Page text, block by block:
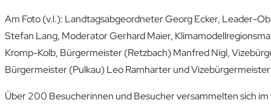
Am Foto (v.l.): Landtagsabgeordneter Georg Ecker, Leader-
Stefan Lang, Moderator Gerhard Maier,
Kromp-Kolb, Bürgermeister (Retzbach) Manfred Nigl,
Bürgermeister (Pulkau) Leo Ramharter und
Über 200 Besucherinnen und Besucher versammelten sich